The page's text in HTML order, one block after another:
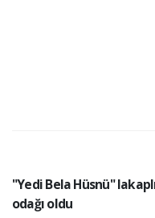
"Yedi Bela Hüsnü"
odağı oldu